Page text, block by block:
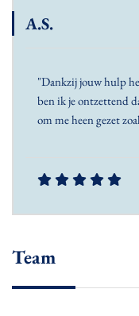
A.S.
"Dankzij jouw hulp
ben ik je ontzettend
om me heen gezet
Team